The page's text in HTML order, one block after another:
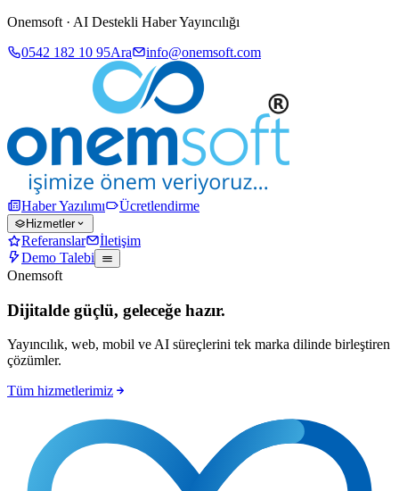
Onemsoft · AI Destekli Haber Yayıncılığı
0542 182 10 95Ara info@onemsoft.com
Haber Yazılımı Ücretlendirme
Hizmetler
Referanslar
İletişim
Demo Talebi
Onemsoft
Dijitalde güçlü, geleceğe hazır.
Yayıncılık, web, mobil ve AI süreçlerini tek marka dilinde birleştiren
çözümler.
Tüm hizmetlerimiz